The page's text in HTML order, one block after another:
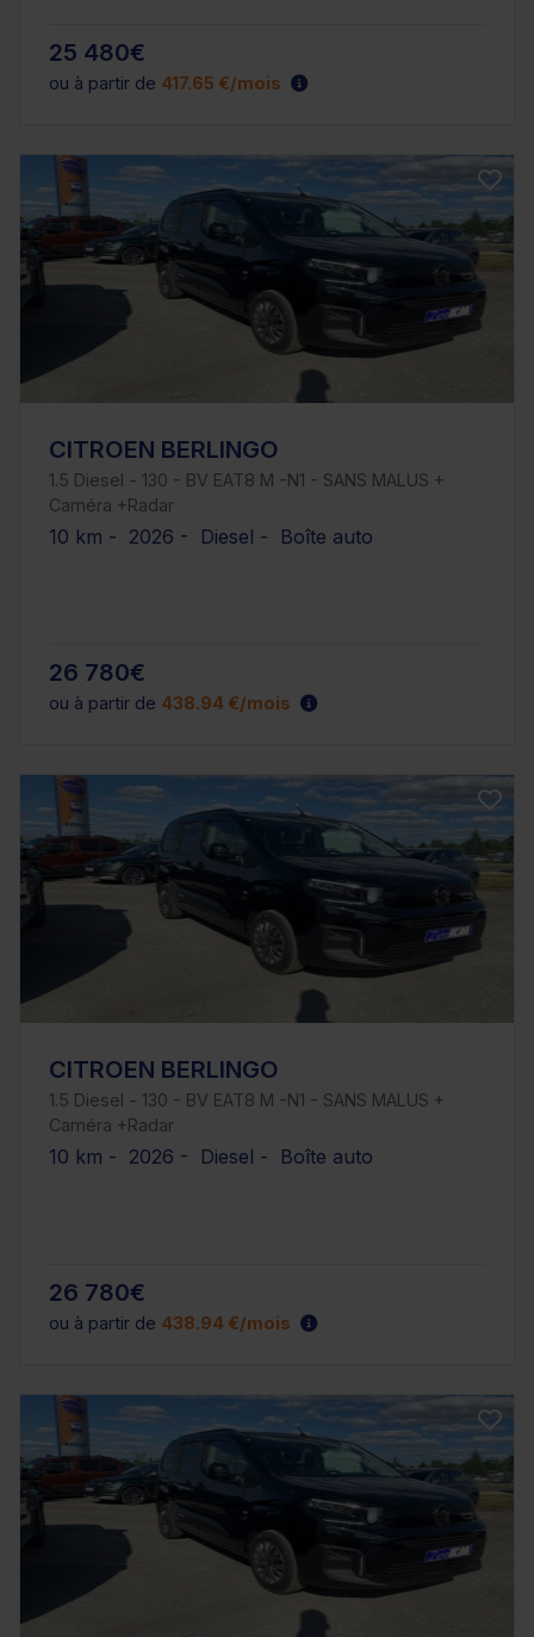
25 480€
ou à partir de 417.65 €/mois
CITROEN BERLINGO
1.5 Diesel - 130 - BV EAT8 M -N1 - SANS MALUS +
Caméra +Radar
10 km - 2026 - Diesel - Boîte auto
26 780€
ou à partir de 438.94 €/mois
CITROEN BERLINGO
1.5 Diesel - 130 - BV EAT8 M -N1 - SANS MALUS +
Caméra +Radar
10 km - 2026 - Diesel - Boîte auto
26 780€
ou à partir de 438.94 €/mois